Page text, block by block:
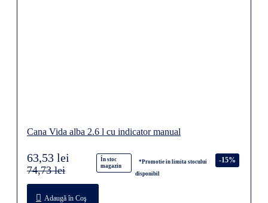
Cana Vida alba 2.6 l cu indicator manual
În stoc
magazin
*Promotie in limita stocului
disponibil
-15%
63,53 lei
74,73 lei
Adaugă în Coş